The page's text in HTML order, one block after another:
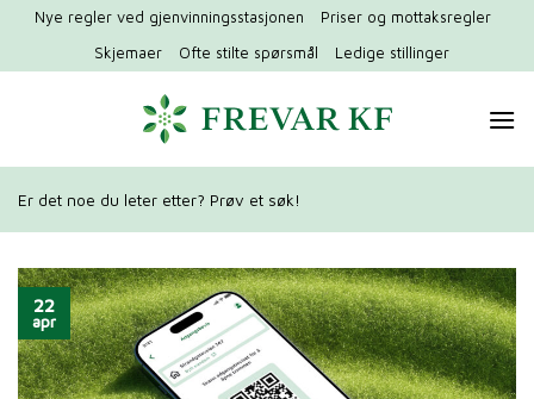
Hopp
innhold
Nye regler ved gjenvinningsstasjonen
Priser og mottaksregler
Skjemaer
Ofte stilte spørsmål Ledige stillinger
Er det noe du leter etter? Prøv et søk!
22
apr